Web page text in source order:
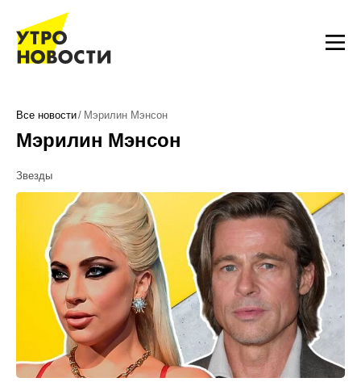
Все новости Мэрилин Мэнсон
Мэрилин Мэнсон
Звезды